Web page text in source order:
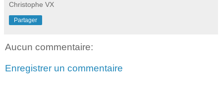
Christophe VX
Partager
Aucun commentaire:
Enregistrer un commentaire